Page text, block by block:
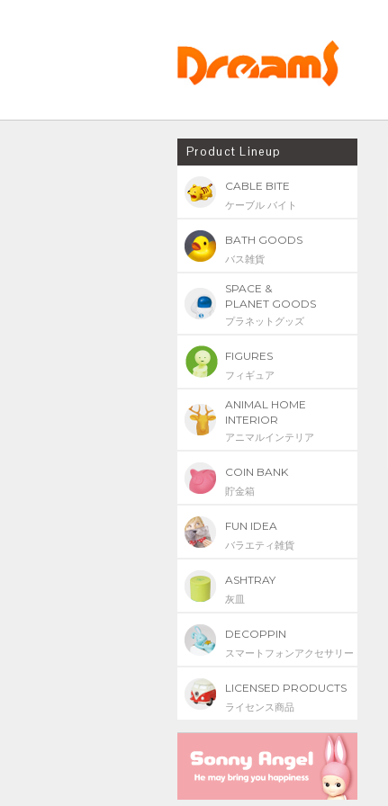
Product Lineup
CABLE BITE
ケーブル バイト
BATH GOODS
バス雑貨
SPACE &
PLANET GOODS
プラネットグッズ
FIGURES
フィギュア
ANIMAL HOME
INTERIOR
アニマルインテリア
COIN BANK
貯金箱
FUN IDEA
バラエティ雑貨
ASHTRAY
灰皿
DECOPPIN
スマートフォンアクセサリー
LICENSED PRODUCTS
ライセンス商品